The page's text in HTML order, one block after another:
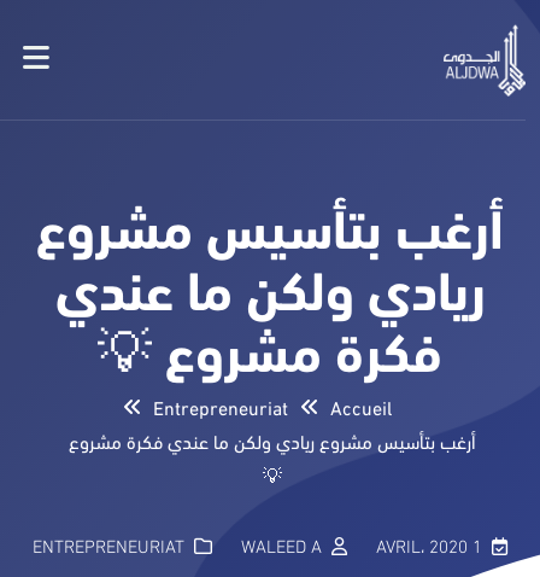
أرغب بتأسيس مشروع
ريادي ولكن ما عندي
فكرة مشروع 💡
Accueil
Entrepreneuriat
أرغب بتأسيس مشروع ريادي ولكن ما عندي فكرة مشروع
💡
1 AVRIL، 2020 WALEED A
ENTREPRENEURIAT